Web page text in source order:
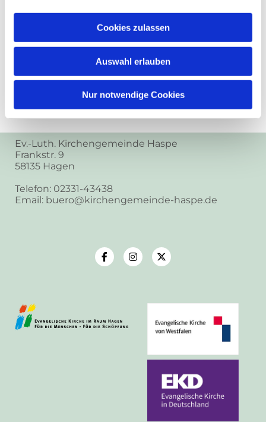
Cookies zulassen
Auswahl erlauben
Nur notwendige Cookies
Ev.-Luth. Kirchengemeinde Haspe
Frankstr. 9
58135 Hagen
Telefon: 02331-43438
Email: buero@kirchengemeinde-haspe.de